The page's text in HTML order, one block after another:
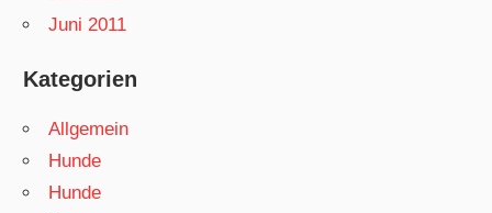
Juni 2011
Kategorien
Allgemein
Hunde
Hunde